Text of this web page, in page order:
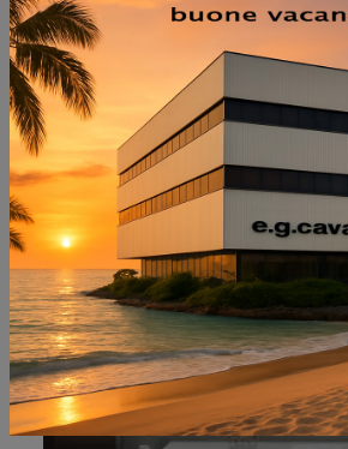
NON PERDERTI ANCHE:
LIVING TV 03